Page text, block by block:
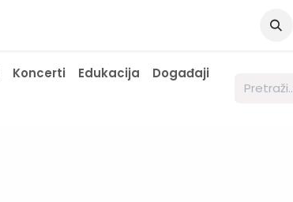
Koncerti Edukacija
Događaji